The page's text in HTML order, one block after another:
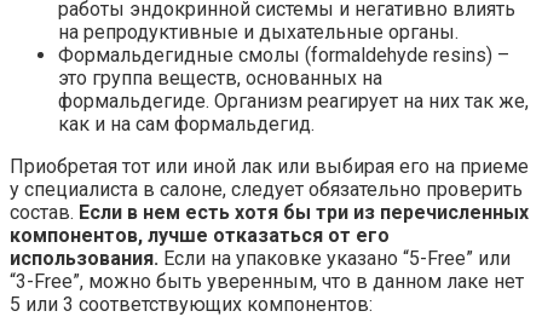
работы эндокринной системы и негативно влиять
на репродуктивные и дыхательные органы.
Формальдегидные смолы (formaldehyde resins) –
это группа веществ, основанных на
формальдегиде. Организм реагирует на них так же,
как и на сам формальдегид.
Приобретая тот или иной лак или выбирая его на приеме
у специалиста в салоне, следует обязательно проверить
состав. Если в нем есть хотя бы три из перечисленных
компонентов, лучше отказаться от его
использования. Если на упаковке указано “5-Free” или
“3-Free”, можно быть уверенным, что в данном лаке нет
5 или 3 соответствующих компонентов: